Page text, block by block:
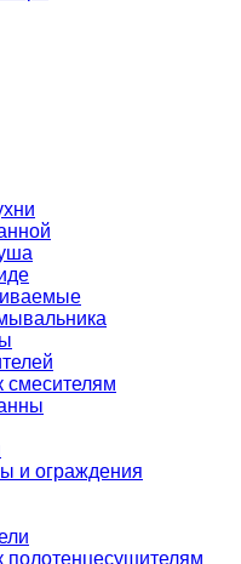
смесителям
и ограждения
полотенцесушителям